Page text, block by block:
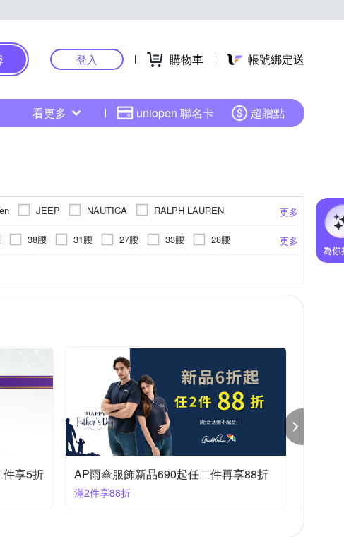
登入 購物車 帳號綁定送
看更多 uniopen 聯名卡 超贈點
更多
JEEP NAUTICA
RALPH LAUREN
更多
38腰 31腰 27腰 33腰
28腰
件享5折 AP雨傘服飾新品690起任二件再享88折
滿2件享88折